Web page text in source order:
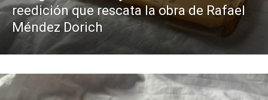
reedición que rescata la obra de Rafael
Méndez Dorich